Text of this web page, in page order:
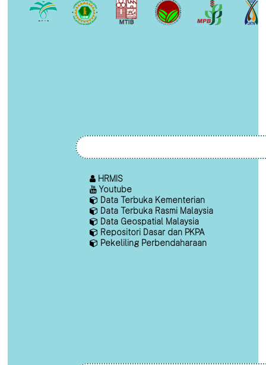
HRMIS
Youtube
Data Terbuka Kementerian
Data Terbuka Rasmi Malaysia
Data Geospatial Malaysia
Repositori Dasar dan PKPA
Pekeliling Perbendaharaan